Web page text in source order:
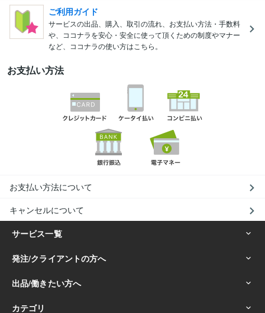
ご利用ガイド
サービスの出品、購入、取引の流れ、お支払い方法・手数料
や、ココナラを安心・安全に使って頂くための制度やマナー
など、ココナラの使い方はこちら。
お支払い方法
お支払い方法について
キャンセルについて